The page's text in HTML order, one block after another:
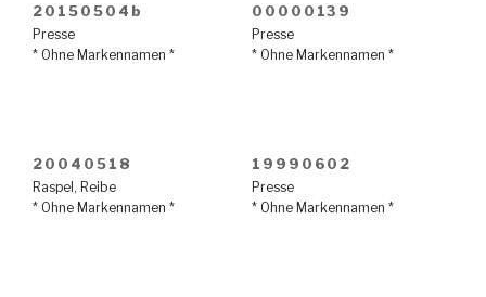
20150504b
Presse
* Ohne Markennamen *
00000139
Presse
* Ohne Markennamen *
20040518
Raspel , Reibe
* Ohne Markennamen *
19990602
Presse
* Ohne Markennamen *